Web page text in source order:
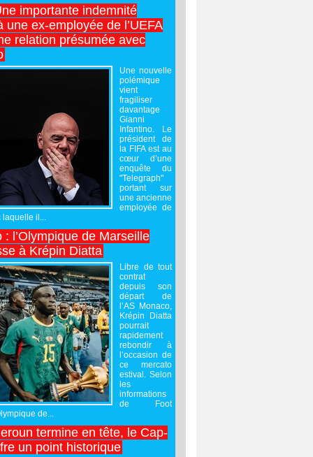
importante indemnité
une ex-employée de l’UEFA
relation présumée avec
Une nouvelle
polémique
vient
fragiliser
davantage
Gianni
Infantino. Le
président de
la FIFA est au
cœur d’une
enquête du
"Telegraph"
portant sur
une ancienne
employée de
laquelle il...
: l’Olympique de Marseille
à Krépin Diatta
Libre de tout
contrat
depuis son
départ de
l’AS Monaco,
Krépin Diatta
pourrait
rapidement
rebondir à
l’occasion de
ce mercato
estival. Selon
les
informations
de Foot
de...
termine en tête, le Cap-
un point historique